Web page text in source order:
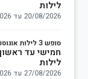
לילות
20/08/2026 עד 23/08/2026
סופש 3 לילות אוגוסט
לילות
27/08/2026 עד 30/08/2026